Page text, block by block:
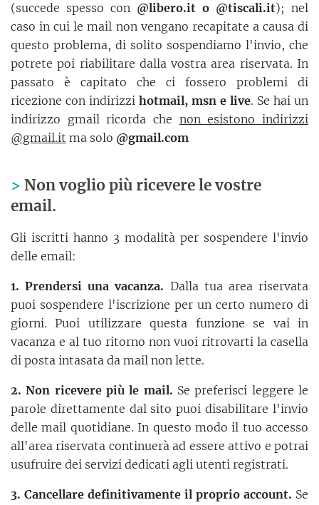
(succede spesso con @libero.it o @tiscali.it); nel
caso in cui le mail non vengano recapitate a causa di
questo problema, di solito sospendiamo l'invio, che
potrete poi riabilitare dalla vostra area riservata. In
passato è capitato che ci fossero problemi di
ricezione con indirizzi hotmail, msn e live. Se hai un
indirizzo gmail ricorda che non esistono indirizzi
@gmail.it ma solo @gmail.com
Non voglio più ricevere le vostre
email.
Gli iscritti hanno 3 modalità per sospendere l'invio
delle email:
1. Prendersi una vacanza. Dalla tua area riservata
puoi sospendere l'iscrizione per un certo numero di
giorni. Puoi utilizzare questa funzione se vai in
vacanza e al tuo ritorno non vuoi ritrovarti la casella
di posta intasata da mail non lette.
2. Non ricevere più le mail. Se preferisci leggere le
parole direttamente dal sito puoi disabilitare l'invio
delle mail quotidiane. In questo modo il tuo accesso
all'area riservata continuerà ad essere attivo e potrai
usufruire dei servizi dedicati agli utenti registrati.
3. Cancellare definitivamente il proprio account. Se